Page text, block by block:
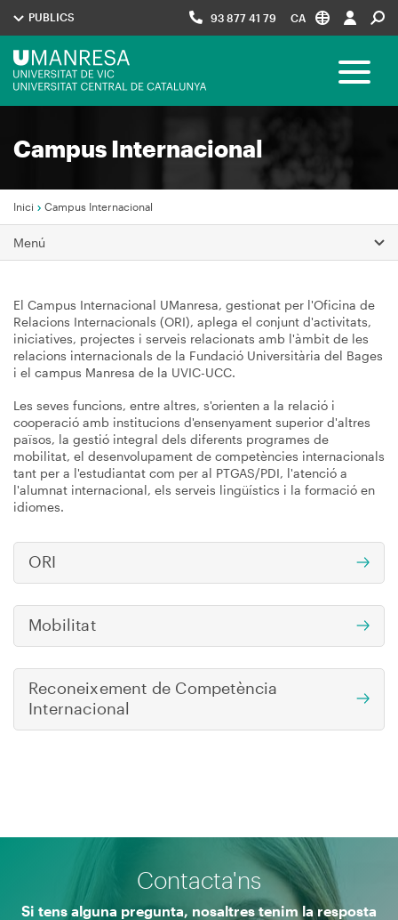
Menú
UManresa
PUBLICS 93 877 41 79 CA
Navegació
Toggle
Campus Internacional
Fil
d'Ariadna
Inici Campus Internacional
Menú
El Campus Internacional UManresa, gestionat per l'Oficina de
Relacions Internacionals (ORI), aplega el conjunt d'activitats,
iniciatives, projectes i serveis relacionats amb l'àmbit de les
relacions internacionals de la Fundació Universitària del Bages
i el campus Manresa de la UVIC-UCC.
Les seves funcions, entre altres, s'orienten a la relació i
cooperació amb institucions d'ensenyament superior d'altres
països, la gestió integral dels diferents programes de
mobilitat, el desenvolupament de competències internacionals
tant per a l'estudiantat com per al PTGAS/PDI, l'atenció a
l'alumnat internacional, els serveis lingüístics i la formació en
idiomes.
ORI
Mobilitat
Reconeixement de Competència
Internacional
Contacta'ns
Si tens alguna pregunta, nosaltres tenim la resposta